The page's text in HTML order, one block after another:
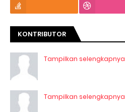
KONTRIBUTOR
Tampilkan selengkapnya
Tampilkan selengkapnya